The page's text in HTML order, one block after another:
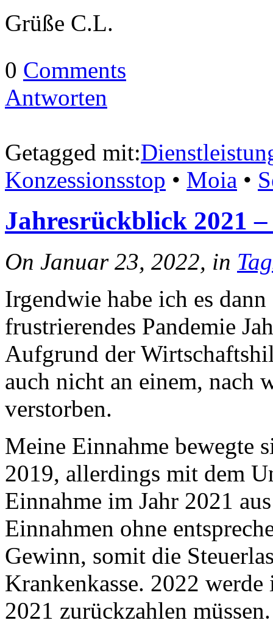
Grüße C.L.
0 Comments
Antworten
Getagged mit:
Konzessionsstop • Moia •
Jahresrückblick 2021
On Januar 23, 2022, in
Irgendwie habe ich es
frustrierendes Pandemie
Aufgrund der
auch nicht an einem, nach
verstorben.
Meine Einnahme bewegte
2019, allerdings mit dem
Einnahme im Jahr 2021
Einnahmen ohne
Gewinn, somit die
Krankenkasse. 2022
2021 zurückzahlen müssen.